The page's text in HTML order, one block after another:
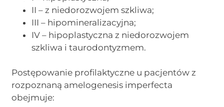
II – z niedorozwojem szkliwa;
III – hipomineralizacyjna;
IV – hipoplastyczna z niedorozwojem
szkliwa i taurodontyzmem.
Postępowanie profilaktyczne u pacjentów z
rozpoznaną amelogenesis imperfecta
obejmuje: